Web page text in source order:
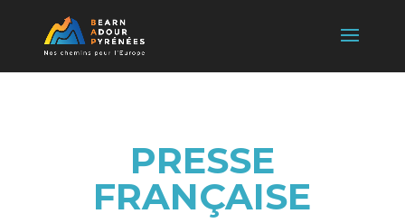
PRESSE
FRANÇAISE